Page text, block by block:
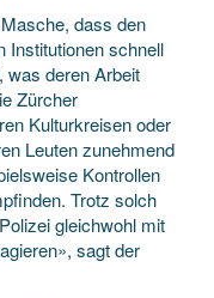
dass den
Institutionen schnell
was deren Arbeit
Zürcher
Kulturkreisen oder
Leuten zunehmend
Kontrollen
Trotz solch
gleichwohl mit
sagt der